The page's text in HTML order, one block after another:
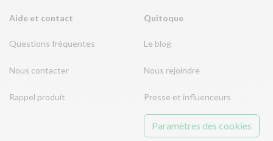
Aide et contact
Questions fréquentes
Nous contacter
Rappel produit
Quitoque
Le blog
Nous rejoindre
Presse et influenceurs
Paramètres des cookies